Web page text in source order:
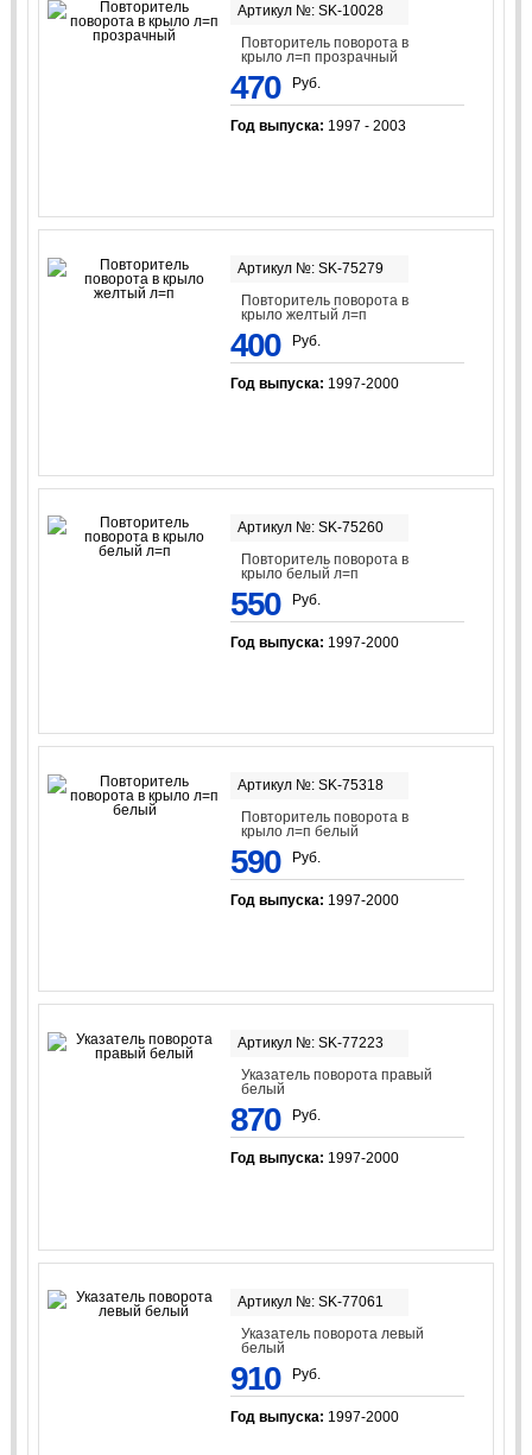
Артикул №: SK-10028
Повторитель поворота в
крыло л=п прозрачный
470 Руб.
Год выпуска: 1997 - 2003
Артикул №: SK-75279
Повторитель поворота в
крыло желтый л=п
400 Руб.
Год выпуска: 1997-2000
Артикул №: SK-75260
Повторитель поворота в
крыло белый л=п
550 Руб.
Год выпуска: 1997-2000
Артикул №: SK-75318
Повторитель поворота в
крыло л=п белый
590 Руб.
Год выпуска: 1997-2000
Артикул №: SK-77223
Указатель поворота правый
белый
870 Руб.
Год выпуска: 1997-2000
Артикул №: SK-77061
Указатель поворота левый
белый
910 Руб.
Год выпуска: 1997-2000